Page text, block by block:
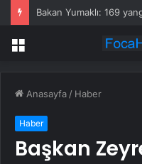
Bakan Yumaklı: 169
Menü
Anasayfa / Haber
Haber
Başkan